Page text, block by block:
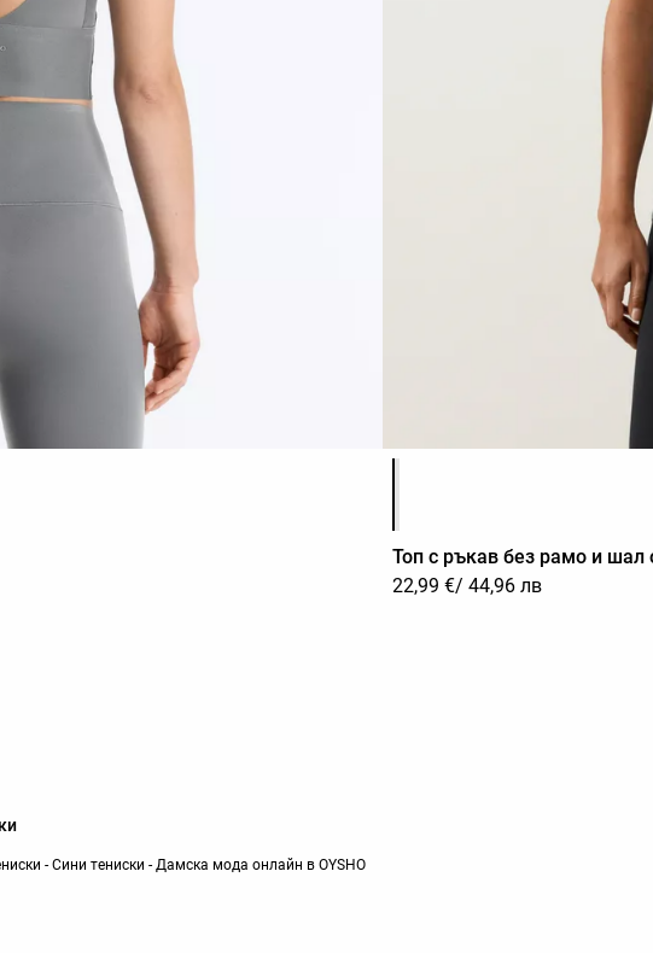
Списък с цветове на
Топ с ръкав без рамо и шал
22,99 €/ 44,96 лв
- Сини тениски - Дамска мода онлайн в OYSHO